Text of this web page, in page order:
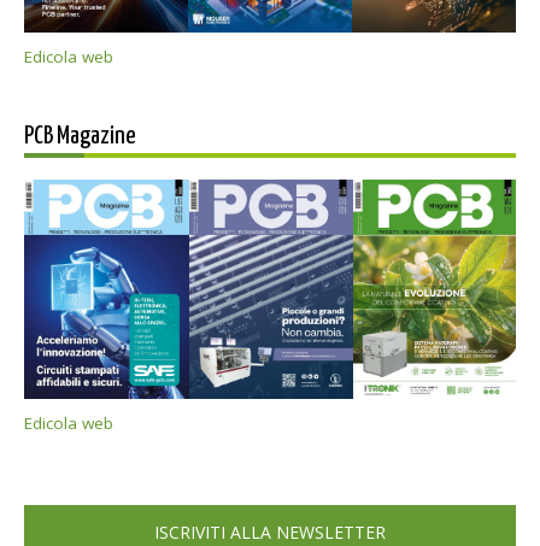
Edicola web
PCB Magazine
Edicola web
ISCRIVITI ALLA NEWSLETTER